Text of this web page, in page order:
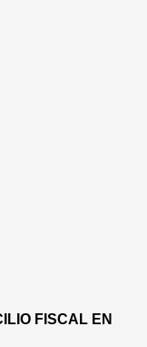
FISCAL EN